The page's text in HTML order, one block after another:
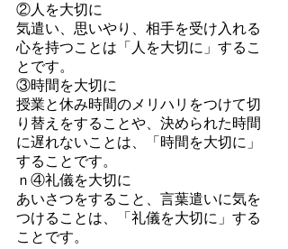
②人を大切に
気遣い、思いやり、相手を受け入れる
心を持つことは「人を大切に」するこ
とです。
③時間を大切に
授業と休み時間のメリハリをつけて切
り替えをすることや、決められた時間
に遅れないことは、「時間を大切に」
することです。
ｎ④礼儀を大切に
あいさつをすること、言葉遣いに気を
つけることは、「礼儀を大切に」する
ことです。